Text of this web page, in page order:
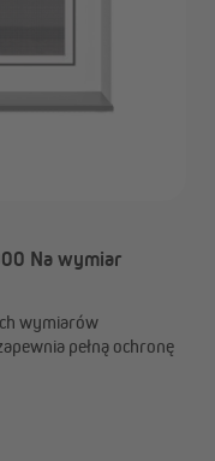
Na wymiar
wymiarów
pełną ochronę